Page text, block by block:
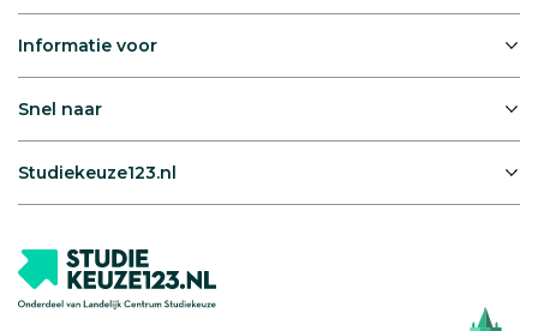
Informatie voor
Snel naar
Studiekeuze123.nl